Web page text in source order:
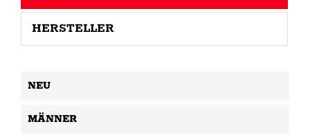
HERSTELLER
NEU
MÄNNER